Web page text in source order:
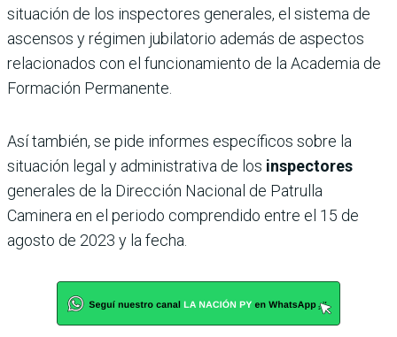
situación de los inspectores generales, el sistema de
ascensos y régimen jubilatorio además de aspectos
relacionados con el funcionamiento de la Academia de
Formación Permanente.
Así también, se pide informes específicos sobre la
situación legal y administrativa de los inspectores
generales de la Dirección Nacional de Patrulla
Caminera en el periodo comprendido entre el 15 de
agosto de 2023 y la fecha.